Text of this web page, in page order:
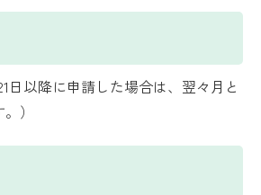
日以降に申請した場合は、翌々月と
）